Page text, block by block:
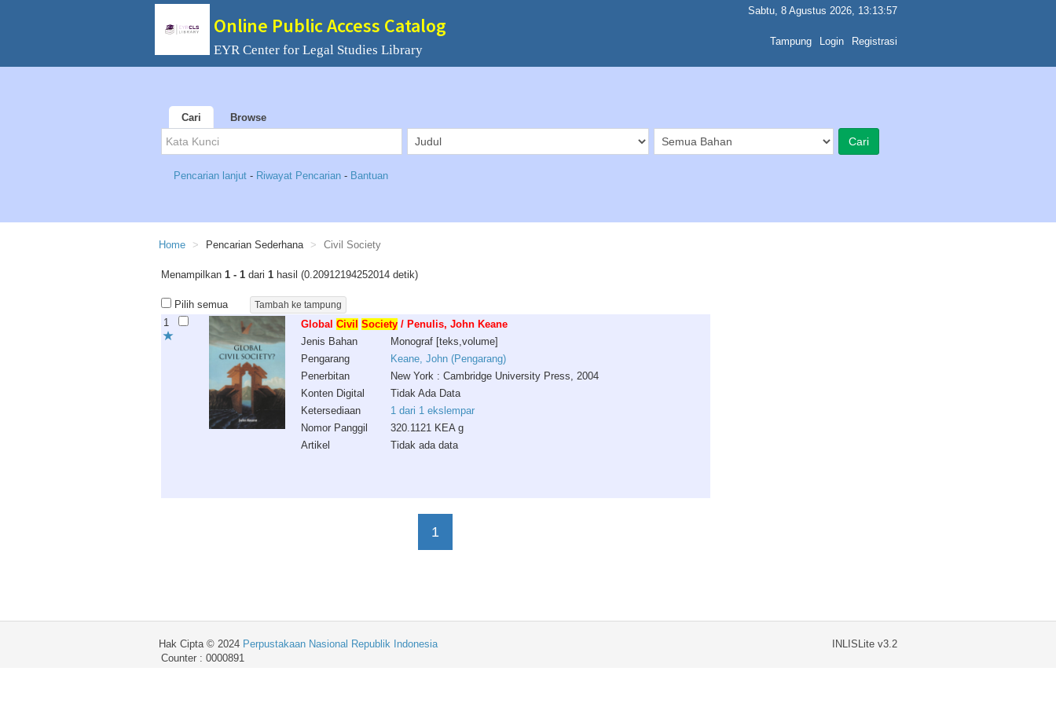
Online Public Access Catalog
EYR Center for Legal Studies Library
Sabtu, 8 Agustus 2026, 13:13:57
Tampung Login Registrasi
Cari Browse
Pencarian lanjut - Riwayat Pencarian - Bantuan
Home Pencarian Sederhana Civil Society
Menampilkan 1 - 1 dari 1 hasil (0.20912194252014 detik)
Pilih semua
1
Global Civil Society/ Penulis, John Keane
Jenis Bahan
Monograf [teks,volume]
Pengarang
Keane, John (Pengarang)
Penerbitan
New York : Cambridge University Press, 2004
Konten Digital
Tidak Ada Data
Ketersediaan
1 dari 1 ekslempar
Nomor Panggil
320.1121 KEA g
Artikel
Tidak ada data
1
INLISLite v3.2
Hak Cipta © 2024 Perpustakaan Nasional Republik Indonesia
Counter : 0000891